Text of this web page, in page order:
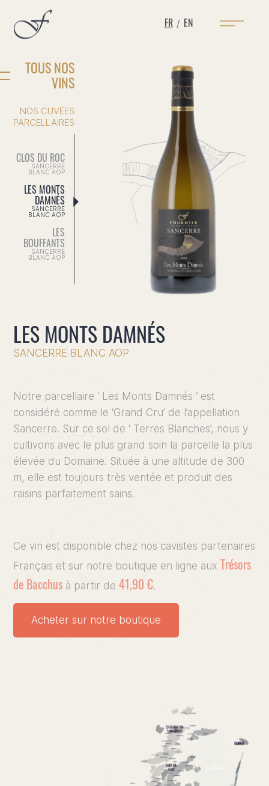
FR / EN
Le
TOUS NOS
VINS
NOS CUVÉES
PARCELLAIRES
CLOS DU ROC
SANCERRE
BLANC AOP
LES MONTS
DAMNÉS
SANCERRE
BLANC AOP
LES
BOUFFANTS
SANCERRE
BLANC AOP
LES MONTS DAMNÉS
SANCERRE BLANC AOP
Notre parcellaire ‘ Les Monts Damnés ‘ est
considéré comme le ‘Grand Cru’ de l’appellation
Sancerre. Sur ce sol de ‘ Terres Blanches’, nous y
cultivons avec le plus grand soin la parcelle la plus
élevée du Domaine. Située à une altitude de 300
m, elle est toujours très ventée et produit des
raisins parfaitement sains.
Ce vin est disponible chez nos cavistes partenaires
Français et sur notre boutique en ligne aux Trésors
de Bacchus à partir de 41,90 €.
Acheter sur notre boutique